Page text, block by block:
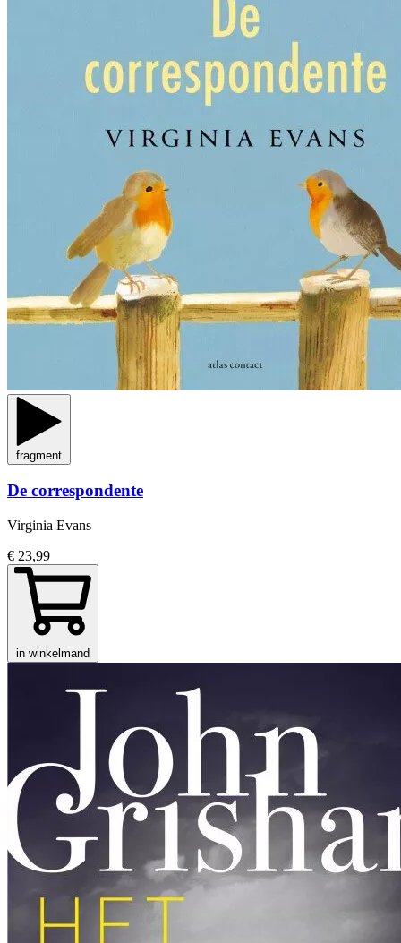
fragment
De correspondente
Virginia Evans
€ 23,99
in winkelmand